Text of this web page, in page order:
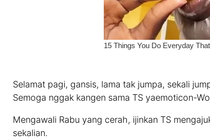
Selamat pagi, gansis, lama tak jumpa, sekali
Semoga nggak kangen sama TS yaemoticon-
Mengawali Rabu yang cerah, ijinkan TS
sekalian.